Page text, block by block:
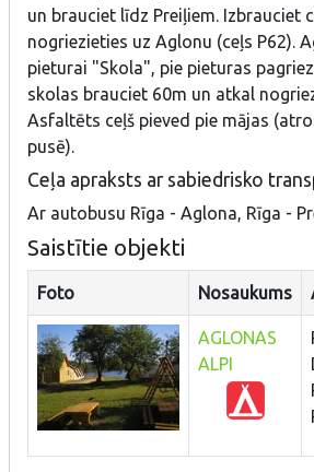
un brauciet līdz Preiļiem. Izbrauciet
nogriezieties uz Aglonu (ceļs P62).
pieturai "Skola", pie pieturas
skolas brauciet 60m un atkal
Asfaltēts ceļš pieved pie mājas
pusē).
Ceļa apraksts ar sabiedrisko
Ar autobusu Rīga - Aglona, Rīga -
Saistītie objekti
Foto Nosaukums
AGLONAS
ALPI